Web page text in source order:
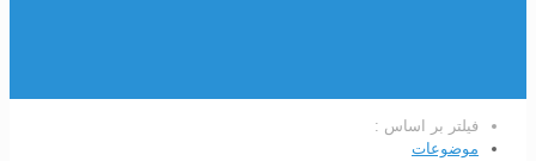
فیلتر بر اساس :
موضوعات